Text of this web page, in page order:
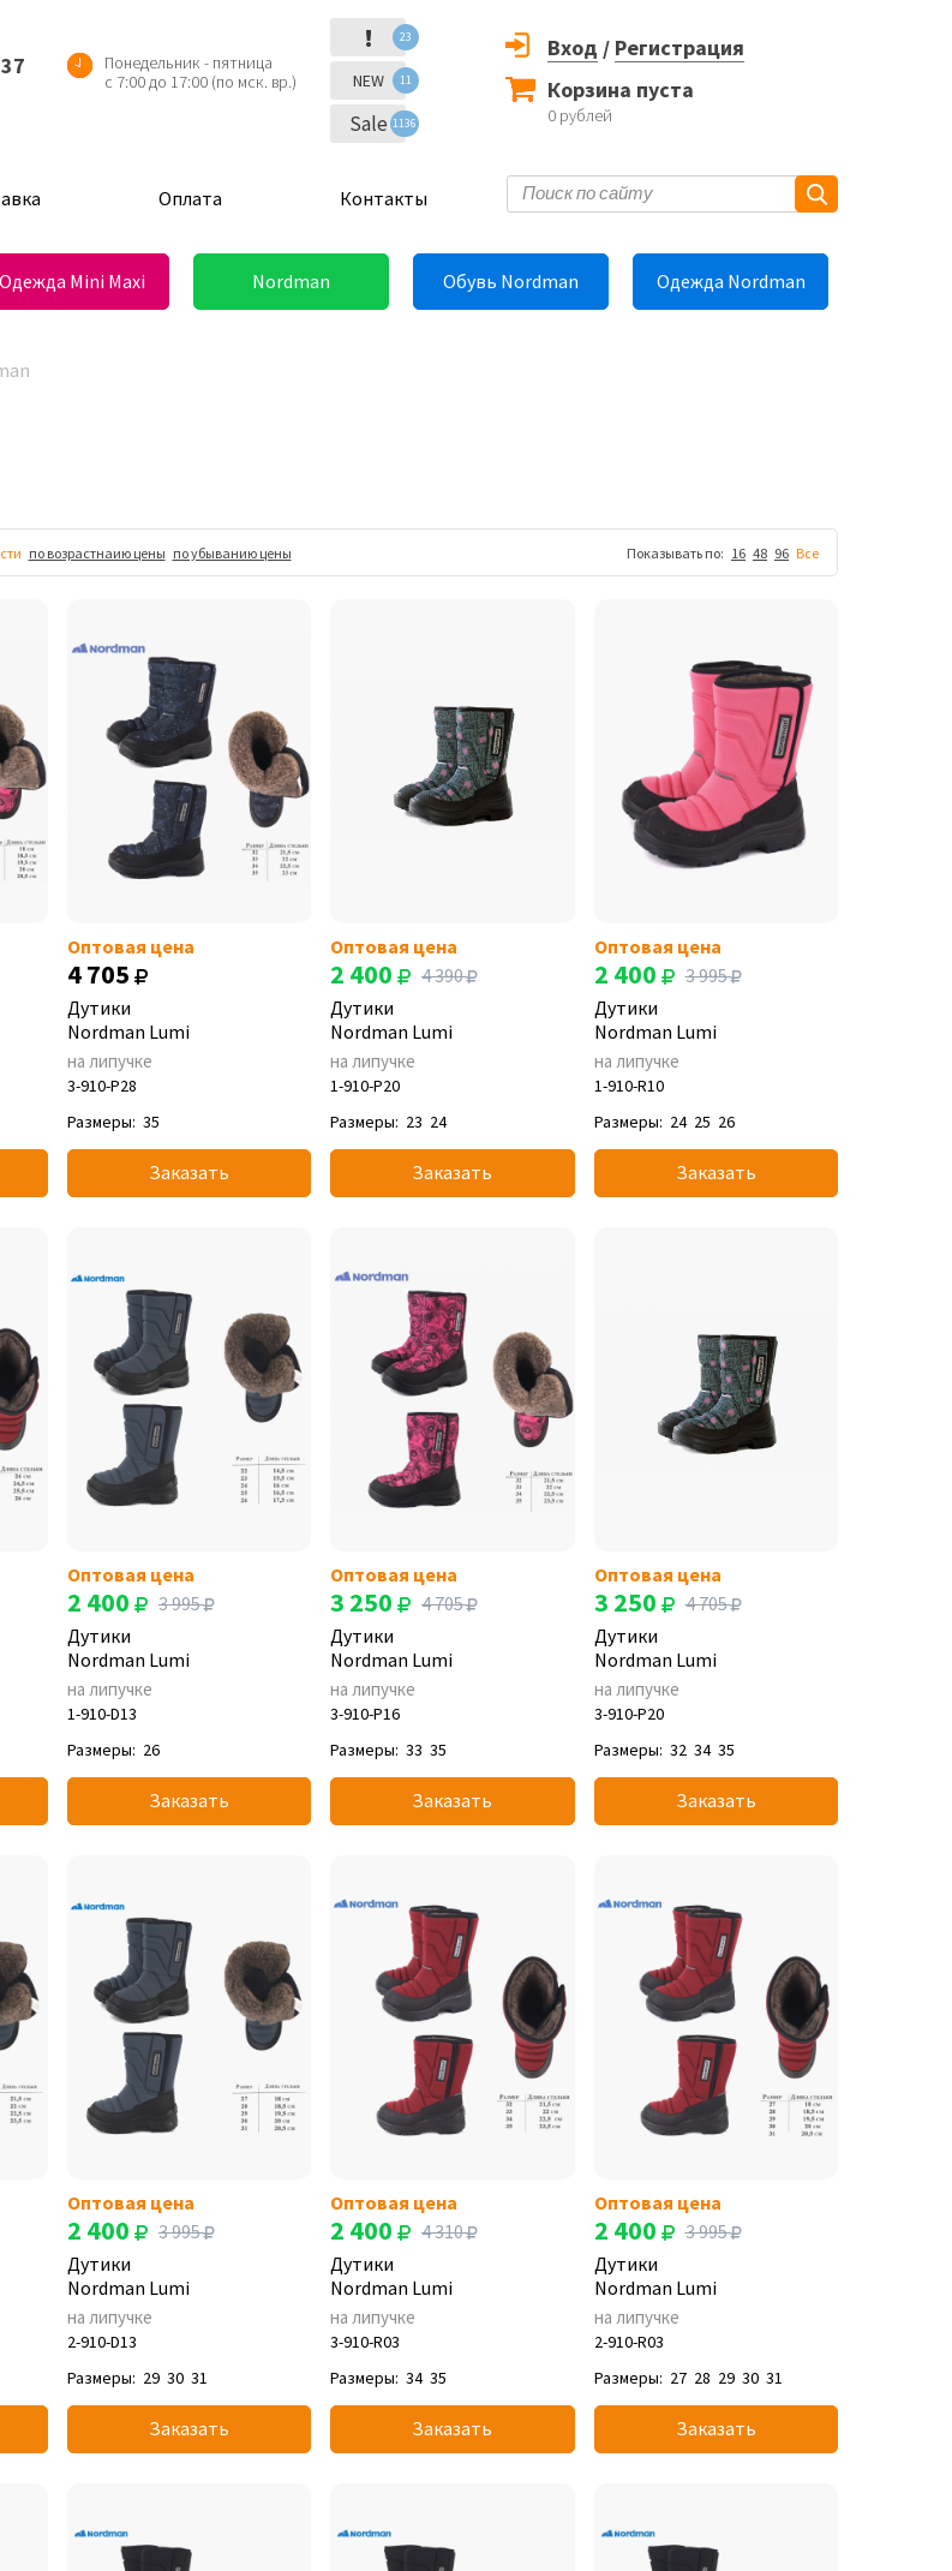
Понедельник - пятница
с 7:00 до 17:00 (по мск. вр.)
! 23
NEW 11
Sale 1136
Вход / Регистрация
Корзина пуста
0 рублей
Оплата Контакты
Одежда Mini Maxi Nordman Обувь Nordman Одежда Nordman
по возрастнаию цены по убыванию цены Показывать по: 16 48 96 Все
Оптовая цена
4 705
Дутики
Nordman Lumi
на липучке
3-910-P28
Размеры: 35
Заказать
Оптовая цена
2 400
4 390
Дутики
Nordman Lumi
на липучке
1-910-P20
Размеры: 23 24
Заказать
Оптовая цена
2 400
3 995
Дутики
Nordman Lumi
на липучке
1-910-R10
Размеры: 24 25 26
Заказать
Оптовая цена
2 400
3 995
Дутики
Nordman Lumi
на липучке
1-910-D13
Размеры: 26
Заказать
Оптовая цена
3 250
4 705
Дутики
Nordman Lumi
на липучке
3-910-P16
Размеры: 33 35
Заказать
Оптовая цена
3 250
4 705
Дутики
Nordman Lumi
на липучке
3-910-P20
Размеры: 32 34 35
Заказать
Оптовая цена
2 400
3 995
Дутики
Nordman Lumi
на липучке
2-910-D13
Размеры: 29 30 31
Заказать
Оптовая цена
2 400
4 310
Дутики
Nordman Lumi
на липучке
3-910-R03
Размеры: 34 35
Заказать
Оптовая цена
2 400
3 995
Дутики
Nordman Lumi
на липучке
2-910-R03
Размеры: 27 28 29 30 31
Заказать